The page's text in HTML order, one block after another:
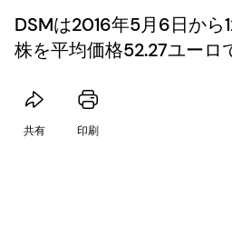
DSMは2016年5月6日から
株を平均価格52.27ユーロ
共有 印刷